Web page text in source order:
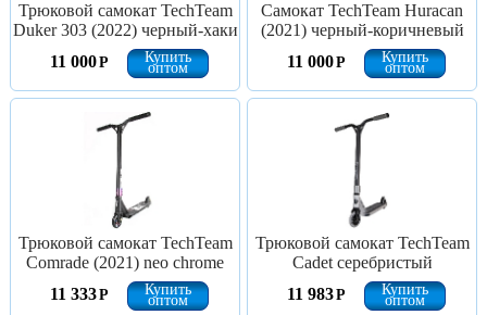
Трюковой самокат TechTeam
Duker 303 (2022) черный-хаки
11 000Р Купить
оптом
Самокат TechTeam Huracan
(2021) черный-коричневый
11 000Р Купить
оптом
Трюковой самокат TechTeam
Comrade (2021) neo chrome
11 333Р Купить
оптом
Трюковой самокат TechTeam
Cadet серебристый
11 983Р Купить
оптом